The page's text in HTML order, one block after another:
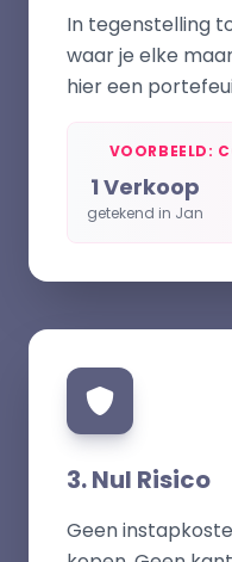
In tegenstelling
waar je elke
hier een
VOORBEELD:
1 Verkoop
getekend in Jan
3. Nul Risico
Geen